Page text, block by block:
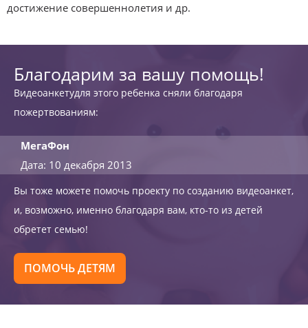
достижение совершеннолетия и др.
Благодарим за вашу помощь!
Видеоанкетудля этого ребенка сняли благодаря
пожертвованиям:
МегаФон
Дата: 10 декабря 2013
Вы тоже можете помочь проекту по созданию видеоанкет,
и, возможно, именно благодаря вам, кто-то из детей
обретет семью!
ПОМОЧЬ ДЕТЯМ